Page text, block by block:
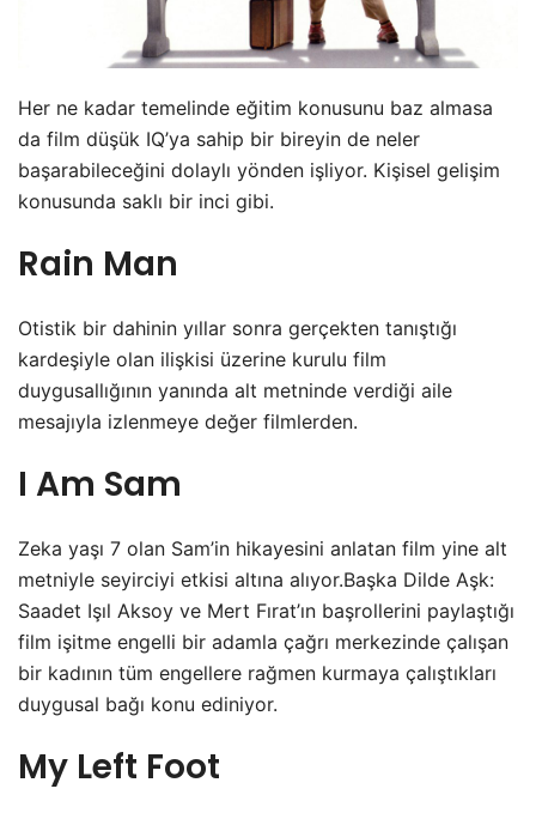
Her ne kadar temelinde eğitim konusunu baz almasa
da film düşük IQ’ya sahip bir bireyin de neler
başarabileceğini dolaylı yönden işliyor. Kişisel gelişim
konusunda saklı bir inci gibi.
Rain Man
Otistik bir dahinin yıllar sonra gerçekten tanıştığı
kardeşiyle olan ilişkisi üzerine kurulu film
duygusallığının yanında alt metninde verdiği aile
mesajıyla izlenmeye değer filmlerden.
I Am Sam
Zeka yaşı 7 olan Sam’in hikayesini anlatan film yine alt
metniyle seyirciyi etkisi altına alıyor.Başka Dilde Aşk:
Saadet Işıl Aksoy ve Mert Fırat’ın başrollerini paylaştığı
film işitme engelli bir adamla çağrı merkezinde çalışan
bir kadının tüm engellere rağmen kurmaya çalıştıkları
duygusal bağı konu ediniyor.
My Left Foot